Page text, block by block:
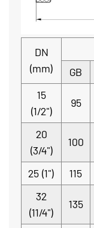
DN
(mm)
GB
15
(1/2")
95
20
(3/4")
100
25 (1") 115
32
(11/4")
135